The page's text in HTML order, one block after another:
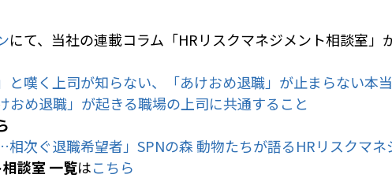
にて、当社の連載コラム「HRリスクマネジメント相談室」
嘆く上司が知らない、「あけおめ退職」が止まらない本
め退職」が起きる職場の上司に共通すること
相次ぐ退職希望者」SPNの森 動物たちが語るHRリスクマ
談室 一覧はこちら